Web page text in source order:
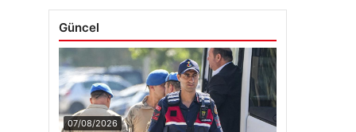
Güncel
07/08/2026